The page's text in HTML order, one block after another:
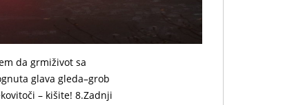
da grmiživot sa
glava gleda–grob
– kišite! 8.Zadnji